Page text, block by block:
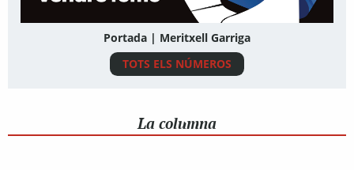
Portada | Meritxell Garriga
TOTS ELS NÚMEROS
La columna